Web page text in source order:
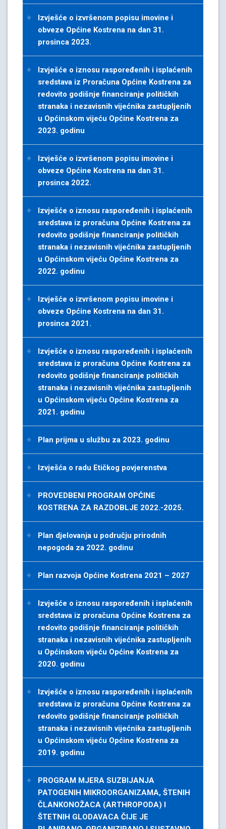
Izvješće o izvršenom popisu imovine i
obveze Općine Kostrena na dan 31.
prosinca 2023.
Izvješće o iznosu raspoređenih i isplaćenih
sredstava iz Proračuna Općine Kostrena za
redovito godišnje financiranje političkih
stranaka i nezavisnih vijećnika zastupljenih
u Općinskom vijeću Općine Kostrena za
2023. godinu
Izvješće o izvršenom popisu imovine i
obveze Općine Kostrena na dan 31.
prosinca 2022.
Izvješće o iznosu raspoređenih i isplaćenih
sredstava iz proračuna Općine Kostrena za
redovito godišnje financiranje političkih
stranaka i nezavisnih vijećnika zastupljenih
u Općinskom vijeću Općine Kostrena za
2022. godinu
Izvješće o izvršenom popisu imovine i
obveze Općine Kostrena na dan 31.
prosinca 2021.
Izvješće o iznosu raspoređenih i isplaćenih
sredstava iz proračuna Općine Kostrena za
redovito godišnje financiranje političkih
stranaka i nezavisnih vijećnika zastupljenih
u Općinskom vijeću Općine Kostrena za
2021. godinu
Plan prijma u službu za 2023. godinu
Izvješća o radu Etičkog povjerenstva
PROVEDBENI PROGRAM OPĆINE
KOSTRENA ZA RAZDOBLJE 2022.-2025.
Plan djelovanja u podruĉju prirodnih
nepogoda za 2022. godinu
Plan razvoja Općine Kostrena 2021 – 2027
Izvješće o iznosu raspoređenih i isplaćenih
sredstava iz proračuna Općine Kostrena za
redovito godišnje financiranje političkih
stranaka i nezavisnih vijećnika zastupljenih
u Općinskom vijeću Općine Kostrena za
2020. godinu
Izvješće o iznosu raspoređenih i isplaćenih
sredstava iz proračuna Općine Kostrena za
redovito godišnje financiranje političkih
stranaka i nezavisnih vijećnika zastupljenih
u Općinskom vijeću Općine Kostrena za
2019. godinu
PROGRAM MJERA SUZBIJANJA
PATOGENIH MIKROORGANIZAMA, ŠTENIH
ČLANKONOŽACA (ARTHROPODA) I
ŠTETNIH GLODAVACA ČIJE JE